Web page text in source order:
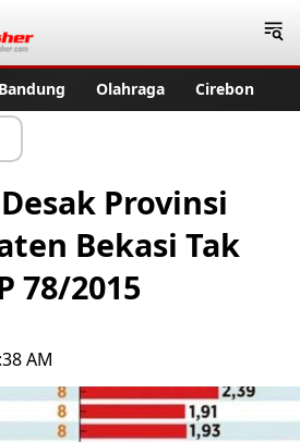
Bandung Olahraga Cirebon
Provinsi
Bekasi Tak
78/2015
AM